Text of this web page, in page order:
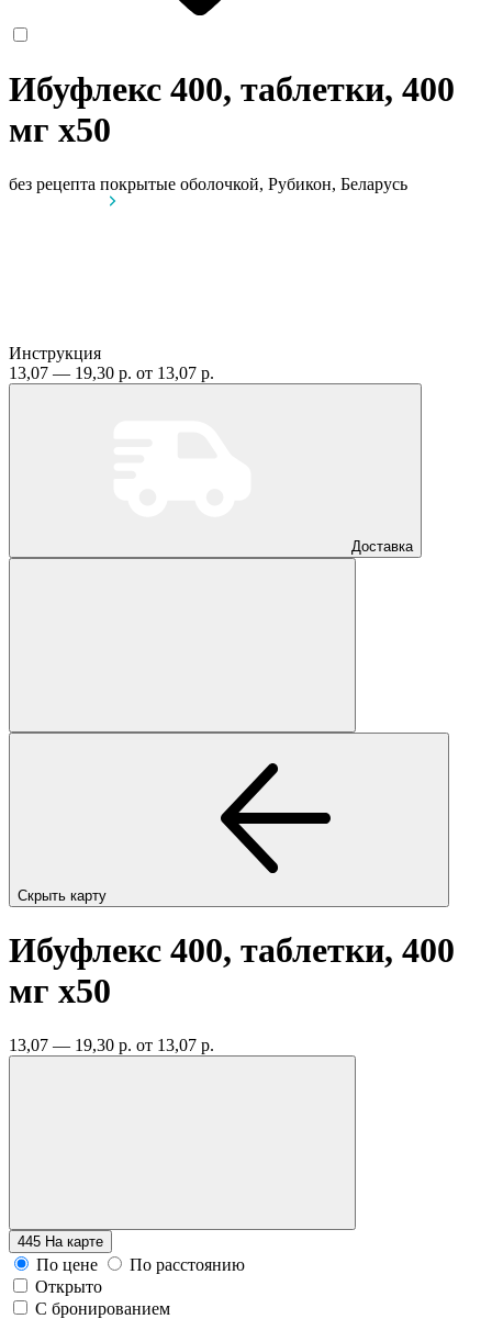
Ибуфлекс 400, таблетки, 400
мг x50
без рецепта покрытые оболочкой, Рубикон, Беларусь
Инструкция
13,07 — 19,30 р. от 13,07 р.
Доставка
Скрыть карту
Ибуфлекс 400, таблетки, 400
мг x50
13,07 — 19,30 р. от 13,07 р.
445 На карте
По цене
По расстоянию
Открыто
С бронированием